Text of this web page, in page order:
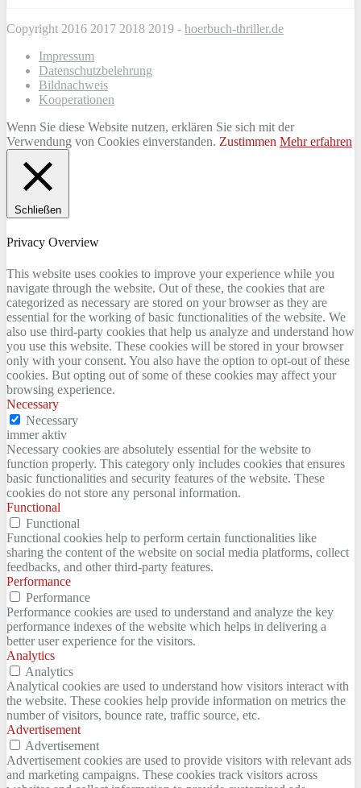
Copyright 2016 2017 2018 2019 - hoerbuch-thriller.de
Impressum
Datenschutzbelehrung
Bildnachweis
Kooperationen
Wenn Sie diese Website nutzen, erklären Sie sich mit der
Verwendung von Cookies einverstanden. Zustimmen Mehr erfahren
Schließen
Privacy Overview
This website uses cookies to improve your experience while you
navigate through the website. Out of these, the cookies that are
categorized as necessary are stored on your browser as they are
essential for the working of basic functionalities of the website. We
also use third-party cookies that help us analyze and understand how
you use this website. These cookies will be stored in your browser
only with your consent. You also have the option to opt-out of these
cookies. But opting out of some of these cookies may affect your
browsing experience.
Necessary
Necessary
immer aktiv
Necessary cookies are absolutely essential for the website to
function properly. This category only includes cookies that ensures
basic functionalities and security features of the website. These
cookies do not store any personal information.
Functional
Functional
Functional cookies help to perform certain functionalities like
sharing the content of the website on social media platforms, collect
feedbacks, and other third-party features.
Performance
Performance
Performance cookies are used to understand and analyze the key
performance indexes of the website which helps in delivering a
better user experience for the visitors.
Analytics
Analytics
Analytical cookies are used to understand how visitors interact with
the website. These cookies help provide information on metrics the
number of visitors, bounce rate, traffic source, etc.
Advertisement
Advertisement
Advertisement cookies are used to provide visitors with relevant ads
and marketing campaigns. These cookies track visitors across